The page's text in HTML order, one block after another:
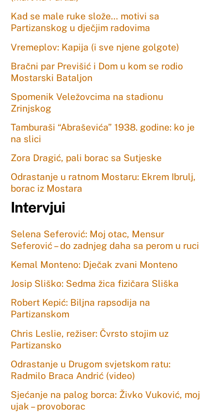
Kad se male ruke slože… motivi sa
Partizanskog u dječjim radovima
Vremeplov: Kapija (i sve njene golgote)
Bračni par Previšić i Dom u kom se rodio
Mostarski Bataljon
Spomenik Veležovcima na stadionu
Zrinjskog
Tamburaši “Abraševića” 1938. godine: ko je
na slici
Zora Dragić, pali borac sa Sutjeske
Odrastanje u ratnom Mostaru: Ekrem Ibrulj,
borac iz Mostara
Intervjui
Selena Seferović: Moj otac, Mensur
Seferović – do zadnjeg daha sa perom u ruci
Kemal Monteno: Dječak zvani Monteno
Josip Sliško: Sedma žica fizičara Sliška
Robert Kepić: Biljna rapsodija na
Partizanskom
Chris Leslie, režiser: Čvrsto stojim uz
Partizansko
Odrastanje u Drugom svjetskom ratu:
Radmilo Braca Andrić (video)
Sjećanje na palog borca: Živko Vuković, moj
ujak – provoborac